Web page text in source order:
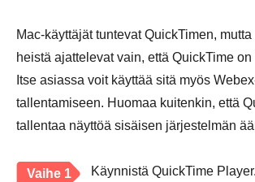
Mac-käyttäjät tuntevat QuickTimen,
heistä ajattelevat vain, että QuickTime
Itse asiassa voit käyttää sitä myös
tallentamiseen. Huomaa kuitenkin, että
tallentaa näyttöä sisäisen järjestelmän
Vaihe 1 Käynnistä QuickTime